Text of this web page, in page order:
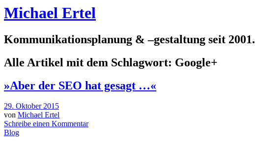
Michael Ertel
Kommunikationsplanung & –gestaltung seit 2001.
Alle Artikel mit dem Schlagwort: Google+
»Aber der SEO hat gesagt …«
29. Oktober 2015
von Michael Ertel
Schreibe einen Kommentar
Blog